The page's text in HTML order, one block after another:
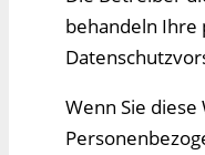
behandeln Ihre
Wenn Sie